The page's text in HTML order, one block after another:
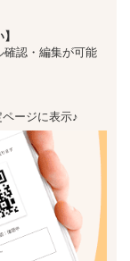
確認・編集が可能
ージに表示♪